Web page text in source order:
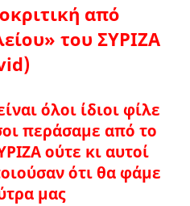
από
του ΣΥΡΙΖΑ
όλοι ίδιοι φίλε
περάσαμε από το
ούτε κι αυτοί
ότι θα φάμε
μας